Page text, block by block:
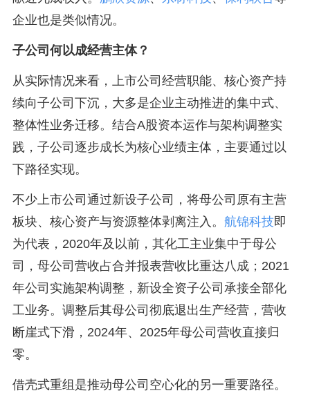
企业也是类似情况。
子公司何以成经营主体？
从实际情况来看，上市公司经营职能、核心资产持
续向子公司下沉，大多是企业主动推进的集中式、
整体性业务迁移。结合A股资本运作与架构调整实
践，子公司逐步成长为核心业绩主体，主要通过以
下路径实现。
不少上市公司通过新设子公司，将母公司原有主营
板块、核心资产与资源整体剥离注入。 航锦科技即
为代表，2020年及以前，其化工主业集中于母公
司，母公司营收占合并报表营收比重达八成；2021
年公司实施架构调整，新设全资子公司承接全部化
工业务。调整后其母公司彻底退出生产经营，营收
断崖式下滑，2024年、2025年母公司营收直接归
零。
借壳式重组是推动母公司空心化的另一重要路径。